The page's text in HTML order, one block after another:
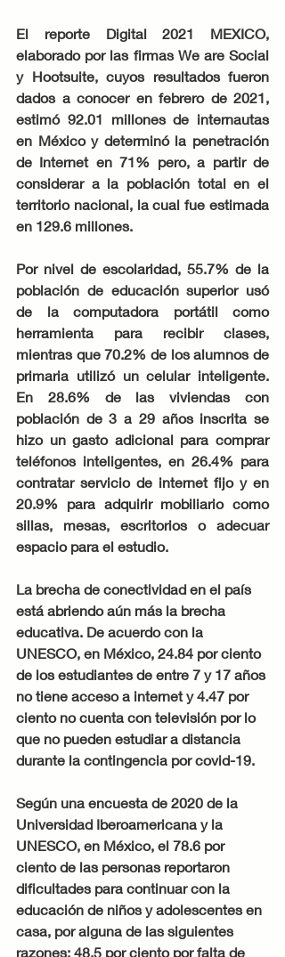
El reporte Digital 2021 MEXICO,
elaborado por las firmas We are Social
y Hootsuite, cuyos resultados fueron
dados a conocer en febrero de 2021,
estimó 92.01 millones de internautas
en México y determinó la penetración
de Internet en 71% pero, a partir de
considerar a la población total en el
territorio nacional, la cual fue estimada
en 129.6 millones.
Por nivel de escolaridad, 55.7% de la
población de educación superior usó
de la computadora portátil como
herramienta para recibir clases,
mientras que 70.2% de los alumnos de
primaria utilizó un celular inteligente.
En 28.6% de las viviendas con
población de 3 a 29 años inscrita se
hizo un gasto adicional para comprar
teléfonos inteligentes, en 26.4% para
contratar servicio de internet fijo y en
20.9% para adquirir mobiliario como
sillas, mesas, escritorios o adecuar
espacio para el estudio.
La brecha de conectividad en el país
está abriendo aún más la brecha
educativa. De acuerdo con la
UNESCO, en México, 24.84 por ciento
de los estudiantes de entre 7 y 17 años
no tiene acceso a internet y 4.47 por
ciento no cuenta con televisión por lo
que no pueden estudiar a distancia
durante la contingencia por covid-19.
Según una encuesta de 2020 de la
Universidad Iberoamericana y la
UNESCO, en México, el 78.6 por
ciento de las personas reportaron
dificultades para continuar con la
educación de niños y adolescentes en
casa, por alguna de las siguientes
razones: 48.5 por ciento por falta de